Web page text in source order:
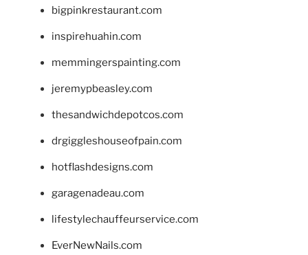
bigpinkrestaurant.com
inspirehuahin.com
memmingerspainting.com
jeremypbeasley.com
thesandwichdepotcos.com
drgiggleshouseofpain.com
hotflashdesigns.com
garagenadeau.com
lifestylechauffeurservice.com
EverNewNails.com